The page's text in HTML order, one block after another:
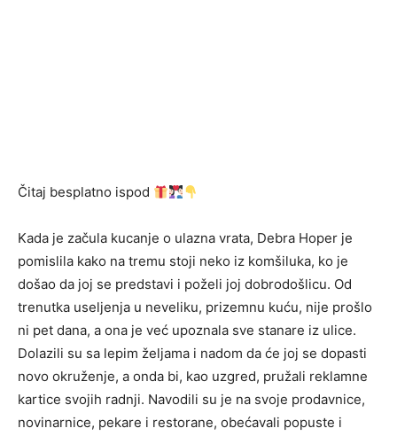
Čitaj besplatno ispod
Kada je začula kucanje o ulazna vrata, Debra Hoper je
pomislila kako na tremu stoji neko iz komšiluka, ko je
došao da joj se predstavi i poželi joj dobrodošlicu. Od
trenutka useljenja u neveliku, prizemnu kuću, nije prošlo
ni pet dana, a ona je već upoznala sve stanare iz ulice.
Dolazili su sa lepim željama i nadom da će joj se dopasti
novo okruženje, a onda bi, kao uzgred, pružali reklamne
kartice svojih radnji. Navodili su je na svoje prodavnice,
novinarnice, pekare i restorane, obećavali popuste i